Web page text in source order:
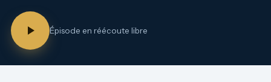
Épisode en réécoute libre